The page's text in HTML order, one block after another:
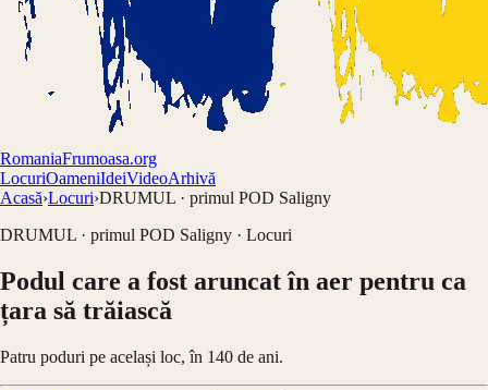
RomaniaFrumoasa.org
LocuriOameniIdeiVideoArhivă
Acasă›Locuri›DRUMUL · primul POD Saligny
DRUMUL · primul POD Saligny · Locuri
Podul care a fost aruncat în aer pentru ca
țara să trăiască
Patru poduri pe același loc, în 140 de ani.